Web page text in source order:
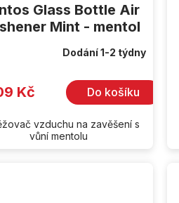
Glass Bottle Air
Mint - mentol
Dodání 1-2 týdny
Kč Do košíku
vzduchu na zavěšení s
vůní mentolu